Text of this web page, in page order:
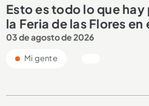
Esto es todo lo que
la Feria de las Flores en
03 de agosto de 2026
Mi gente